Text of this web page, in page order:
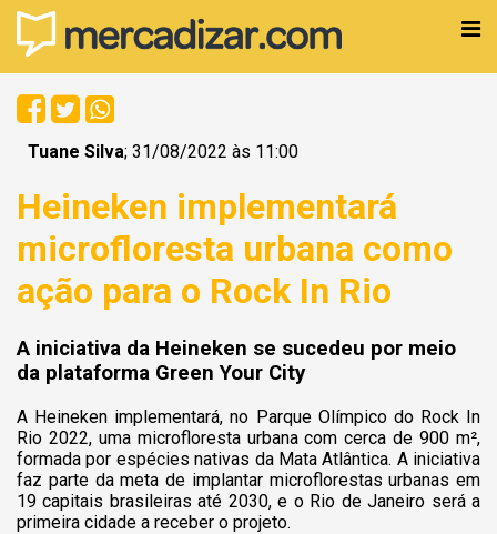
Tuane Silva; 31/08/2022 às 11:00
Heineken implementará
microfloresta urbana como
ação para o Rock In Rio
A iniciativa da Heineken se sucedeu por meio
da plataforma Green Your City
A Heineken implementará, no Parque Olímpico do Rock In
Rio 2022, uma microfloresta urbana com cerca de 900 m²,
formada por espécies nativas da Mata Atlântica. A iniciativa
faz parte da meta de implantar microflorestas urbanas em
19 capitais brasileiras até 2030, e o Rio de Janeiro será a
primeira cidade a receber o projeto.